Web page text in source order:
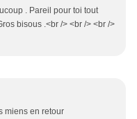
. Pareil pour toi tout
bisous .<br /> <br /> <br />
miens en retour